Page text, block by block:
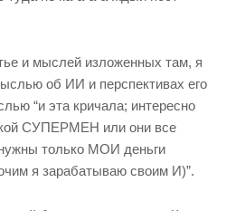
и мыслей изложенных там, я
об ИИ и перспективах его
“и эта кричала; интересно
СУПЕРМЕН или они все
только МОИ деньги
я зарабатываю своим И)”.